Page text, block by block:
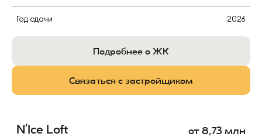
Год сдачи 2026
Подробнее о ЖК
Связаться с застройщиком
N’Ice Loft от 8,73 млн